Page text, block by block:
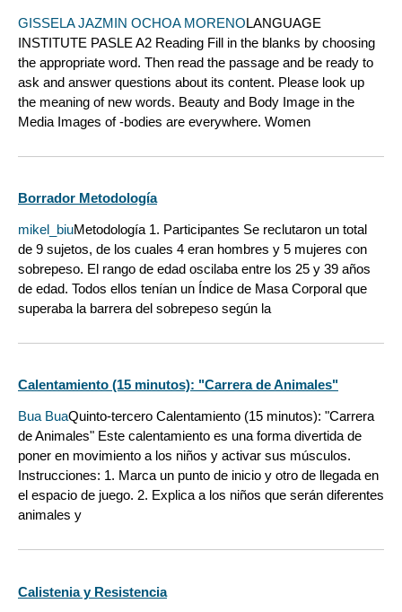
GISSELA JAZMIN OCHOA MORENOLANGUAGE
INSTITUTE PASLE A2 Reading Fill in the blanks by choosing
the appropriate word. Then read the passage and be ready to
ask and answer questions about its content. Please look up
the meaning of new words. Beauty and Body Image in the
Media Images of -bodies are everywhere. Women
Borrador Metodología
mikel_biuMetodología 1. Participantes Se reclutaron un total
de 9 sujetos, de los cuales 4 eran hombres y 5 mujeres con
sobrepeso. El rango de edad oscilaba entre los 25 y 39 años
de edad. Todos ellos tenían un Índice de Masa Corporal que
superaba la barrera del sobrepeso según la
Calentamiento (15 minutos): "Carrera de Animales"
Bua BuaQuinto-tercero Calentamiento (15 minutos): "Carrera
de Animales" Este calentamiento es una forma divertida de
poner en movimiento a los niños y activar sus músculos.
Instrucciones: 1. Marca un punto de inicio y otro de llegada en
el espacio de juego. 2. Explica a los niños que serán diferentes
animales y
Calistenia y Resistencia